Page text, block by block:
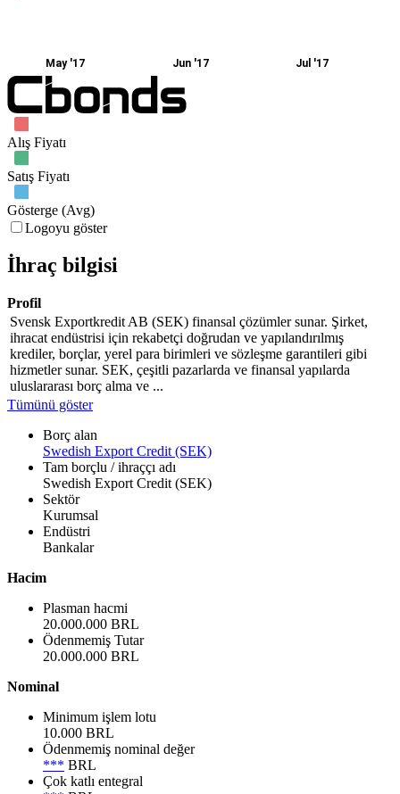
May '17 Jun '17 Jul '17
Alış Fiyatı
Satış Fiyatı
Gösterge (Avg)
Logoyu göster
İhraç bilgisi
Profil
Svensk Exportkredit AB (SEK) finansal çözümler sunar. Şirket,
ihracat endüstrisi için rekabetçi doğrudan ve yapılandırılmış
krediler, borçlar, yerel para birimleri ve sözleşme garantileri gibi
hizmetler sunar. SEK, çeşitli pazarlarda ve finansal yapılarda
uluslararası borç alma ve ...
Tümünü göster
Borç alan
Swedish Export Credit (SEK)
Tam borçlu / ihraççı adı
Swedish Export Credit (SEK)
Sektör
Kurumsal
Endüstri
Bankalar
Hacim
Plasman hacmi
20.000.000 BRL
Ödenmemiş Tutar
20.000.000 BRL
Nominal
Minimum işlem lotu
10.000 BRL
Ödenmemiş nominal değer
*** BRL
Çok katlı entegral